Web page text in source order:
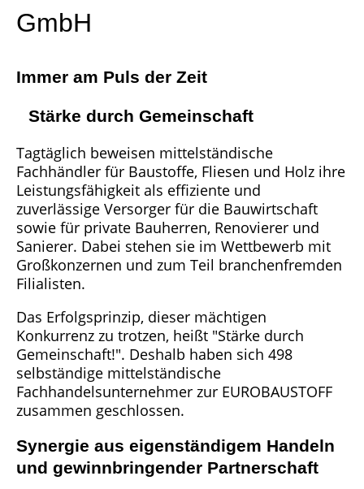
GmbH
Immer am Puls der Zeit
Stärke durch Gemeinschaft
Tagtäglich beweisen mittelständische
Fachhändler für Baustoffe, Fliesen und Holz ihre
Leistungsfähigkeit als effiziente und
zuverlässige Versorger für die Bauwirtschaft
sowie für private Bauherren, Renovierer und
Sanierer. Dabei stehen sie im Wettbewerb mit
Großkonzernen und zum Teil branchenfremden
Filialisten.
Das Erfolgsprinzip, dieser mächtigen
Konkurrenz zu trotzen, heißt "Stärke durch
Gemeinschaft!". Deshalb haben sich 498
selbständige mittelständische
Fachhandelsunternehmer zur EUROBAUSTOFF
zusammen geschlossen.
Synergie aus eigenständigem Handeln
und gewinnbringender Partnerschaft